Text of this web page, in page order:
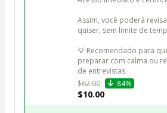
Assim, você poderá
quiser, sem limite de
💡 Recomendado para
preparar com calma ou
de entrevistas.
$62.00
84%
$10.00